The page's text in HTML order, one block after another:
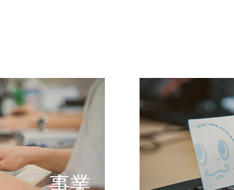
事業
可能性の実現に向けて
提供するサービスの仕組み